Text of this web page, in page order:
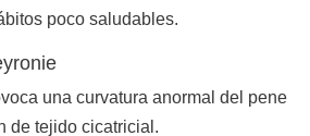
poco saludables.
una curvatura anormal del pene
de tejido cicatricial.